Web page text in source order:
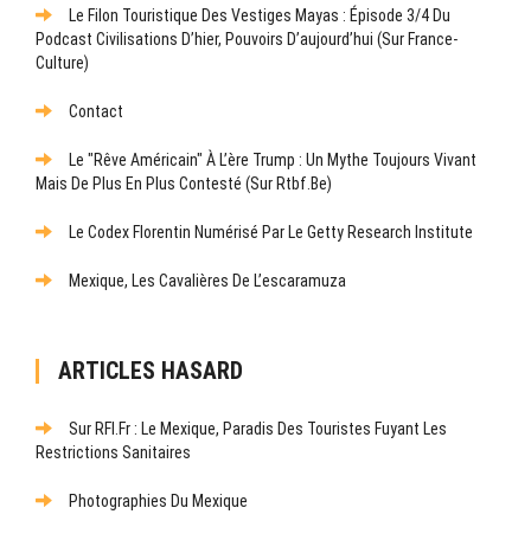
Le Filon Touristique Des Vestiges Mayas : Épisode 3/4 Du
Podcast Civilisations D’hier, Pouvoirs D’aujourd’hui (sur France-
Culture)
Contact
Le "rêve Américain" À L’ère Trump : Un Mythe Toujours Vivant
Mais De Plus En Plus Contesté (sur Rtbf.be)
Le Codex Florentin Numérisé Par Le Getty Research Institute
Mexique, Les Cavalières De L’escaramuza
ARTICLES HASARD
Sur RFI.fr : Le Mexique, Paradis Des Touristes Fuyant Les
Restrictions Sanitaires
Photographies Du Mexique